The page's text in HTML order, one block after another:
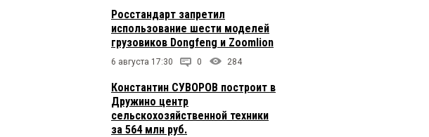
Росстандарт запретил
использование шести моделей
грузовиков Dongfeng и Zoomlion
6 августа 17:30 0 284
Константин СУВОРОВ построит в
Дружино центр
сельскохозяйственной техники
за 564 млн руб.